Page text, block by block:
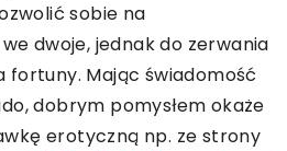
sobie na
dwoje, jednak do zerwania
Mając świadomość
dobrym pomysłem okaże
erotyczną np. ze strony